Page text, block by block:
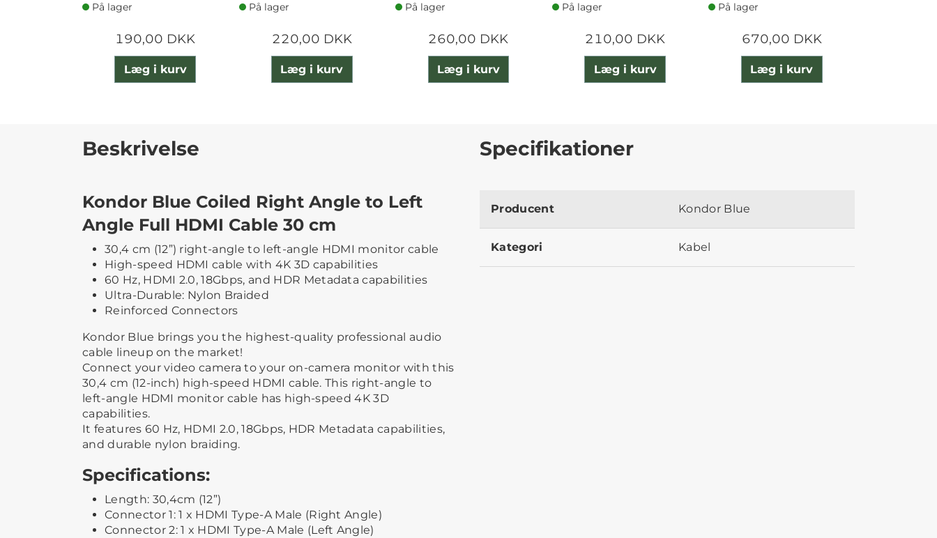
På lager
190,00 DKK
Læg i kurv
På lager
220,00 DKK
Læg i kurv
På lager
260,00 DKK
Læg i kurv
På lager
210,00 DKK
Læg i kurv
På lager
670,00 DKK
Læg i kurv
Beskrivelse
Kondor Blue Coiled Right Angle to Left
Angle Full HDMI Cable 30 cm
30,4 cm (12”) right-angle to left-angle HDMI monitor cable
High-speed HDMI cable with 4K 3D capabilities
60 Hz, HDMI 2.0, 18Gbps, and HDR Metadata capabilities
Ultra-Durable: Nylon Braided
Reinforced Connectors
Kondor Blue brings you the highest-quality professional audio
cable lineup on the market!
Connect your video camera to your on-camera monitor with this
30,4 cm (12-inch) high-speed HDMI cable. This right-angle to
left-angle HDMI monitor cable has high-speed 4K 3D
capabilities.
It features 60 Hz, HDMI 2.0, 18Gbps, HDR Metadata capabilities,
and durable nylon braiding.
Specifications:
Length: 30,4cm (12”)
Connector 1: 1 x HDMI Type-A Male (Right Angle)
Connector 2: 1 x HDMI Type-A Male (Left Angle)
Specifikationer
Producent Kondor Blue
Kategori Kabel